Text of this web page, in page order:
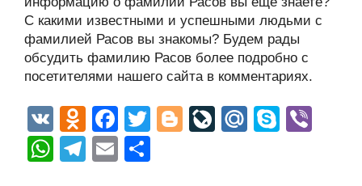
С какими известными и успешными людьми с
фамилией Расов вы знакомы? Будем рады
обсудить фамилию Расов более подробно с
посетителями нашего сайта в комментариях.
V
K
O
d
n
F
a
c
T
Bl
Li
M
S
W
T
E